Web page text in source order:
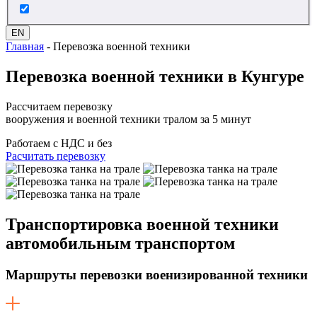
EN
Главная - Перевозка военной техники
Перевозка военной техники в Кунгуре
Рассчитаем перевозку
вооружения и военной техники тралом за 5 минут
Работаем с НДС и без
Расчитать перевозку
Транспортировка военной техники
автомобильным транспортом
Маршруты перевозки военизированной техники